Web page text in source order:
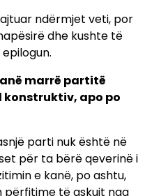
ndërmjet veti, por
dhe kushte të
marrë partitë
konstruktiv, apo po
parti nuk është në
për ta bërë qeverinë i
e kanë, po ashtu,
përfitime të askujt nga